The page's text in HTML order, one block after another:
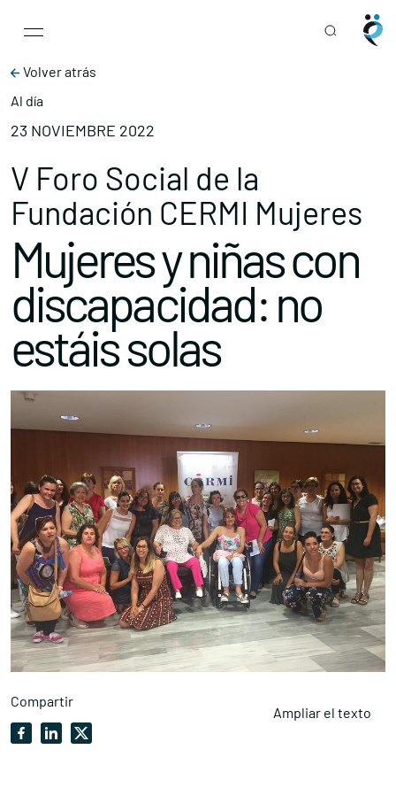
Main Navigation
Volver atrás
Al día
23 NOVIEMBRE 2022
V Foro Social de la
Fundación CERMI Mujeres
Mujeres y niñas con
discapacidad: no
estáis solas
Compartir
Ampliar el texto